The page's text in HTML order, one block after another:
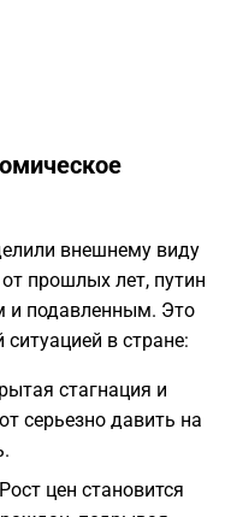
внешнему виду
прошлых лет, путин
и подавленным. Это
в стране:
стагнация и
серьезно давить на
цен становится